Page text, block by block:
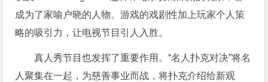
成为了家喻户晓的人物。游戏的戏剧性加上玩家个人策
略的吸引力，让电视节目引人入胜。
真人秀节目也发挥了重要作用。“名人扑克对决”将名
人聚集在一起，为慈善事业而战，将扑克介绍给新观